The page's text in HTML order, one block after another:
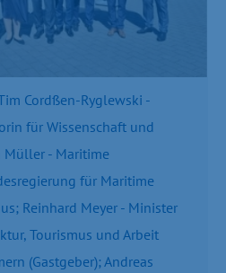
Cordßen-Ryglewski -
für Wissenschaft und
Müller - Maritime
für Maritime
Reinhard Meyer - Minister
Tourismus und Arbeit
(Gastgeber); Andreas